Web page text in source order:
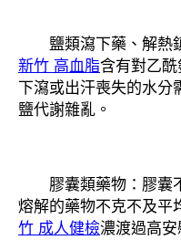
鹽類瀉下藥、解熱
新竹 高血脂含有對乙酰
下瀉或出汗喪失的水分
鹽代謝雜亂。
膠囊類藥物：膠囊
熔解的藥物不克不及平
竹 成人健檢濃渡過高安